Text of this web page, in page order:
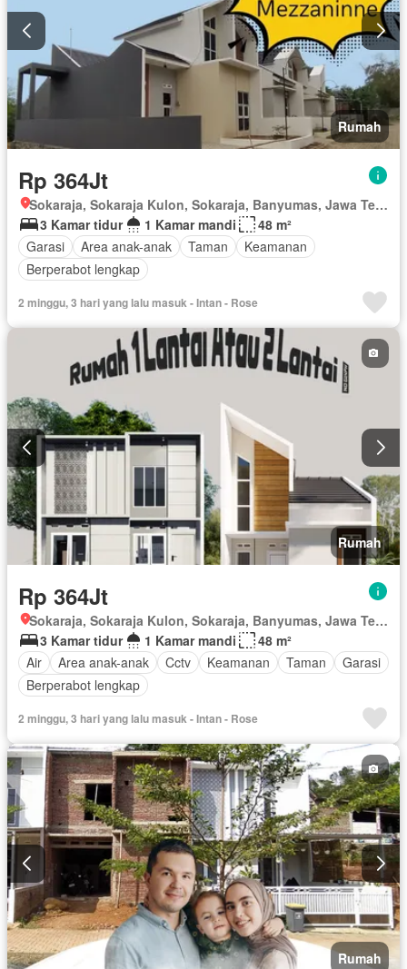
Rumah
Rp 364Jt
Sokaraja, Sokaraja Kulon, Sokaraja, Banyumas, Jawa Tengah
3 Kamar tidur
1 Kamar mandi
48 m²
Garasi
Area anak-anak Taman
Keamanan
Berperabot lengkap
2 minggu, 3 hari yang lalu masuk - Intan - Rose
Rumah
Rp 364Jt
Sokaraja, Sokaraja Kulon, Sokaraja, Banyumas, Jawa Tengah
3 Kamar tidur
1 Kamar mandi
48 m²
Air
Area anak-anak Cctv Keamanan Taman
Garasi
Berperabot lengkap
2 minggu, 3 hari yang lalu masuk - Intan - Rose
Rumah